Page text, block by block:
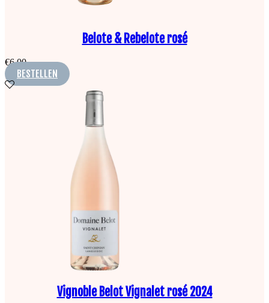
Belote & Rebelote rosé
€6,00
BESTELLEN
Vignoble Belot Vignalet rosé 2024